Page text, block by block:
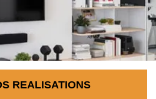
REALISATIONS